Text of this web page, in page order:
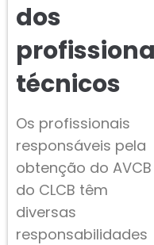
dos
técnicos
Os profissionais
responsáveis pela
obtenção do
do CLCB têm
diversas
responsabilidades